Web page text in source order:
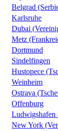
Belgrad
Karlsruhe
Dubai
Metz
Dortmund
Sindelfingen
Hustopece
Weinheim
Ostrava
Offenburg
Ludwigshafen
New York